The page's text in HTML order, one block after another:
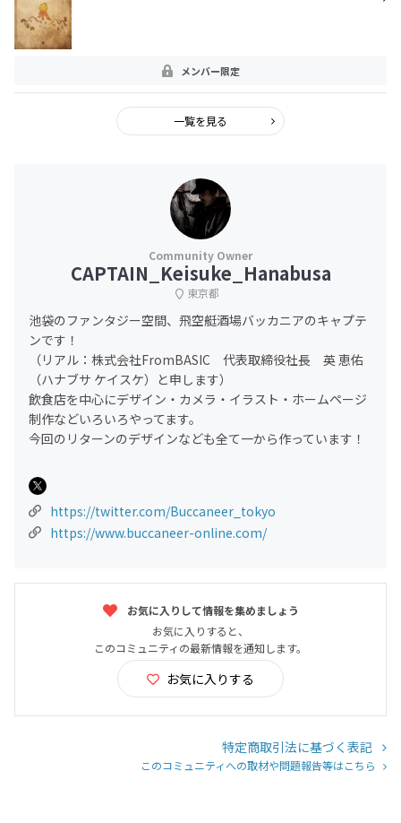
メンバー限定
一覧を見る
CAPTAIN_Keisuke_Hanabusa
東京都
池袋のファンタジー空間、飛空艇酒場バッカニアのキャプテ
ンです！
（リアル：株式会社FromBASIC 代表取締役社長 英 恵佑
（ハナブサ ケイスケ）と申します）
飲食店を中心にデザイン・カメラ・イラスト・ホームページ
制作などいろいろやってます。
今回のリターンのデザインなども全て一から作っています！
https://twitter.com/Buccaneer_tokyo
https://www.buccaneer-online.com/
お気に入りして情報を集めましょう
お気に入りすると、
このコミュニティの最新情報を通知します。
お気に入りする
特定商取引法に基づく表記
このコミュニティへの取材や問題報告等はこちら